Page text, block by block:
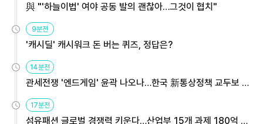
與 "'하늘이법' 여야 공동 발의 괜찮아…그것이 협치"
9분전
'캐시딜' 캐시워크 돈 버는 퀴즈, 정답은?
14분전
관세전쟁 '엔드게임' 윤곽 나오나…한국 新통상정책 교두보 활
17분전
섬유패션 글로벌 경쟁력 키운다…산업부 15개 과제 180억 지